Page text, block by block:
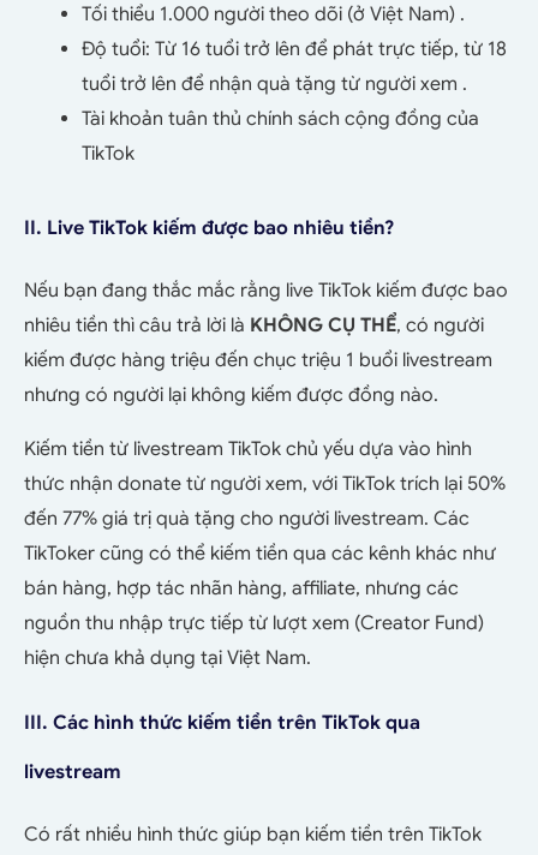
Tối thiểu 1.000 người theo dõi (ở Việt Nam) .
Độ tuổi: Từ 16 tuổi trở lên để phát trực tiếp, từ 18
tuổi trở lên để nhận quà tặng từ người xem .
Tài khoản tuân thủ chính sách cộng đồng của
TikTok
II. Live TikTok kiếm được bao nhiêu tiền?
Nếu bạn đang thắc mắc rằng live TikTok kiếm được bao
nhiêu tiền thì câu trả lời là KHÔNG CỤ THỂ, có người
kiếm được hàng triệu đến chục triệu 1 buổi livestream
nhưng có người lại không kiếm được đồng nào.
Kiếm tiền từ livestream TikTok chủ yếu dựa vào hình
thức nhận donate từ người xem, với TikTok trích lại 50%
đến 77% giá trị quà tặng cho người livestream. Các
TikToker cũng có thể kiếm tiền qua các kênh khác như
bán hàng, hợp tác nhãn hàng, affiliate, nhưng các
nguồn thu nhập trực tiếp từ lượt xem (Creator Fund)
hiện chưa khả dụng tại Việt Nam.
III. Các hình thức kiếm tiền trên TikTok qua
livestream
Có rất nhiều hình thức giúp bạn kiếm tiền trên TikTok